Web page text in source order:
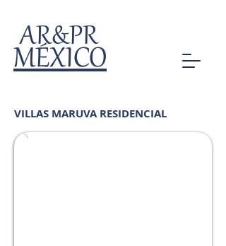
MÉXICO
AR&PR
VILLAS MARUVA RESIDENCIAL